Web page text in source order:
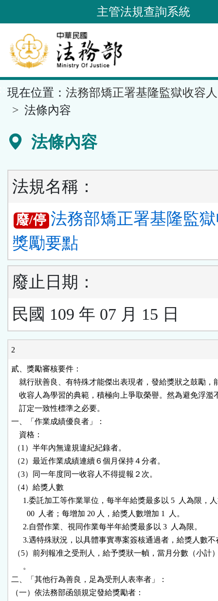
到
要
內
容
區
塊
主管法規查詢系統
現在位置： 法務部矯正署基隆監獄收容
法條內容
法條內容
法規名稱：
廢/停 法務部矯正署基隆監
獎勵要點
廢止日期：
民國 109 年 07 月 15 日
2
貳、獎勵審核要件：
就行狀善良、有特殊才能傑出表現者，發給獎狀之鼓勵，
收容人為學習的典範，積極向上爭取榮譽。然為避免浮濫
    訂定一致性標準之必要。
一、「作業成績優良者」：
    資格：
（1）半年內無違規違紀紀錄者。
（2）最近作業成績連續６個月保持４分者。
（3）同一年度同一收容人不得提報２次。
（4）給獎人數
1.委託加工等作業單位，每半年給獎最多以 5  人為限，
        00  人者；每增加 20 人，給獎人數增加 1  人。
      2.自營作業、視同作業每半年給獎最多以 3  人為限。
3.遇特殊狀況，以具體事實專案簽核通過者，給獎人數
（5）前列報准之受刑人，給予獎狀一幀，當月分數（小計
      。
二、「其他行為善良，足為受刑人表率者」：
（一）依法務部函頒規定發給獎勵者：